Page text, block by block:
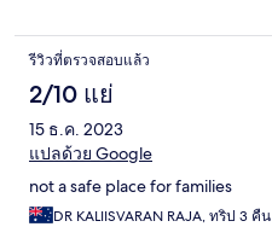
รีวิวที่ตรวจสอบแล้ว
2/10 แย่
15 ธ.ค. 2023
แปลด้วย Google
not a safe place for families
DR KALIISVARAN RAJA, ทริป 3 คืน